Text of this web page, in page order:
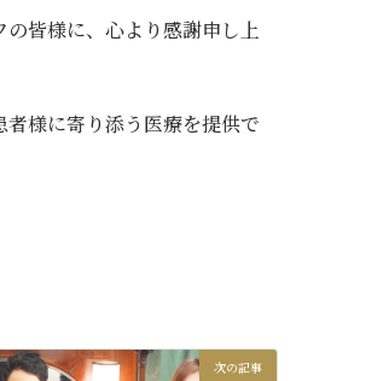
皆様に、心より感謝申し上
様に寄り添う医療を提供で
次の記事